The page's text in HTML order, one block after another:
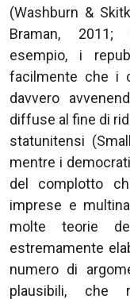
(Washburn &
Braman, 2011;
esempio, i
facilmente che i
davvero
diffuse al fine di
statunitensi
mentre i
del complotto
imprese e
molte teorie
estremamente
numero di
plausibili, che